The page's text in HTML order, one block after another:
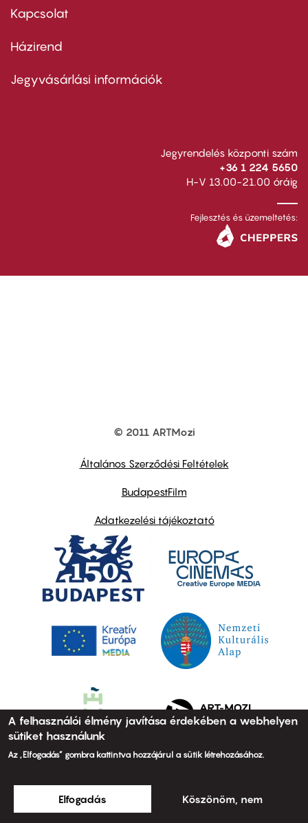
firstKapcsolat
Footer
second
Házirend
Jegyvásárlási információk
Jegyrendelés központi szám
+36 1 224 5650
H-V 13.00-21.00 óráig
Fejlesztés és üzemeltetés:
© 2011 ARTMozi
Általános Szerződési Feltételek
BudapestFilm
Adatkezelési tájékoztató
A felhasználói élmény javítása érdekében a webhelyen
sütiket használunk
Az „Elfogadás” gombra kattintva hozzájárul a sütik létrehozásához.
Elfogadás Köszönöm, nem